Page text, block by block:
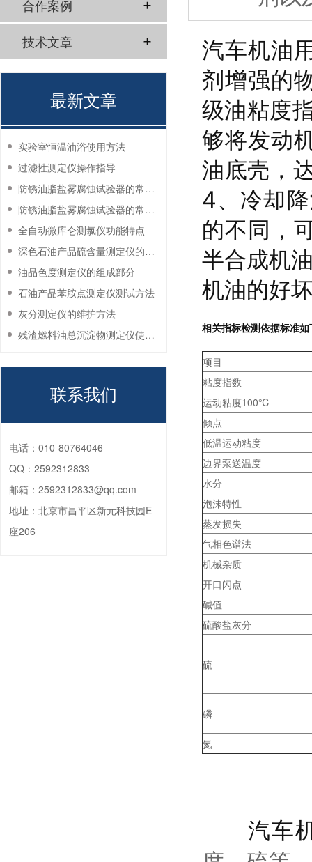
汽车机油
剂增强的
级油粘度
够将发动
油底壳，
4、冷却
的不同，
半合成机
机油的好
相关指标检测依据标准如
项目
粘度指数
运动粘度100℃
倾点
低温运动粘度
边界泵送温度
水分
泡沫特性
蒸发损失
气相色谱法
机械杂质
开口闪点
碱值
硫酸盐灰分
硫
磷
氮
汽车
合作案例
技术文章
最新文章
实验室恒温油浴使用方法
过滤性测定仪操作指导
防锈油脂盐雾腐蚀试验器的常见故障与解决方法
防锈油脂盐雾腐蚀试验器的常见故障与解决方法
全自动微库仑测氯仪功能特点
深色石油产品硫含量测定仪的工作环境要求
油品色度测定仪的组成部分
石油产品苯胺点测定仪测试方法
灰分测定仪的维护方法
残渣燃料油总沉淀物测定仪使用注意事项
联系我们
电话： 010-80764046
QQ： 2592312833
邮箱： 2592312833@qq.com
地址： 北京市昌平区新元科技园E
座206